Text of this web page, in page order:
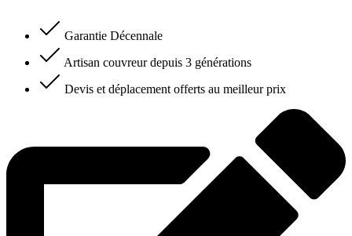
Garantie Décennale
Artisan couvreur depuis 3 générations
Devis et déplacement offerts au meilleur prix